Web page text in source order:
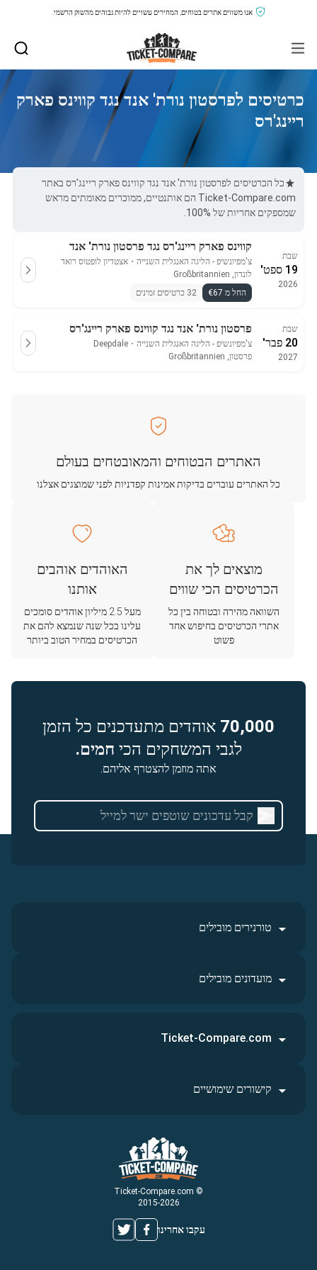
אנו משווים אתרים בטוחים, המחירים עשויים להיות גבוהים מהשוק הרשמי.
כרטיסים לפרסטון נורת' אנד נגד קווינס פארק
ריינג'רס
כל הכרטיסים לפרסטון נורת' אנד נגד קווינס פארק ריינג'רס באתר
Ticket-Compare.com הם אותנטיים, ממוכרים מאומתים מראש
שמספקים אחריות של 100%.
שבת
19 ספט'
2026
קווינס פארק ריינג'רס נגד פרסטון נורת' אנד
צ'מפיונשיפ - הליגה האנגלית השנייה ・ אצטדיון לופטוס רואד
לונדון, Großbritannien
החל מ €67
32 כרטיסים זמינים
שבת
20 פבר'
2027
פרסטון נורת' אנד נגד קווינס פארק ריינג'רס
צ'מפיונשיפ - הליגה האנגלית השנייה ・
Deepdale
פרסטון, Großbritannien
האתרים הבטוחים והמאובטחים בעולם
כל האתרים עוברים בדיקות אמינות קפדניות לפני שמוצגים אצלנו
מוצאים לך את
הכרטיסים הכי שווים
השוואה מהירה ובטוחה בין כל
אתרי הכרטיסים בחיפוש אחד
פשוט
האוהדים אוהבים
אותנו
מעל 2.5 מיליון אוהדים סומכים
עלינו בכל שנה שנמצא להם את
הכרטיסים במחיר הטוב ביותר
70,000 אוהדים מתעדכנים כל הזמן
לגבי המשחקים הכי חמים.
אתה מוזמן להצטרף אליהם.
טורנירים מובילים
מועדונים מובילים
© Ticket-Compare.com
2015-2026
עקבו אחרינו
Ticket-Compare.com
קישורים שימושיים